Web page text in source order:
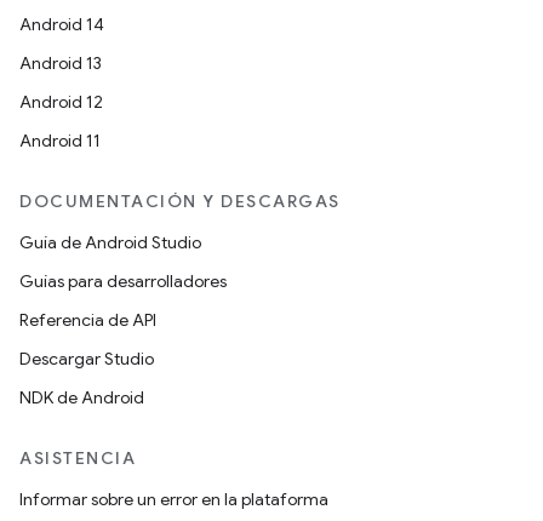
Android 14
Android 13
Android 12
Android 11
DOCUMENTACIÓN Y DESCARGAS
Guía de Android Studio
Guías para desarrolladores
Referencia de API
Descargar Studio
NDK de Android
ASISTENCIA
Informar sobre un error en la plataforma